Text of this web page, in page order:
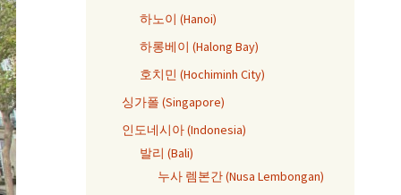
하노이 (Hanoi)
하롱베이 (Halong Bay)
호치민 (Hochiminh City)
싱가폴 (Singapore)
인도네시아 (Indonesia)
발리 (Bali)
누사 렘본간 (Nusa Lembongan)